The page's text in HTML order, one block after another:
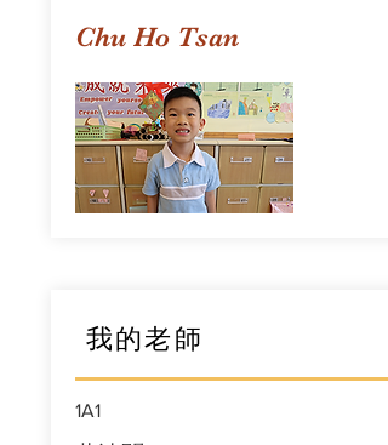
Chu Ho Tsan
我的老師
1A1